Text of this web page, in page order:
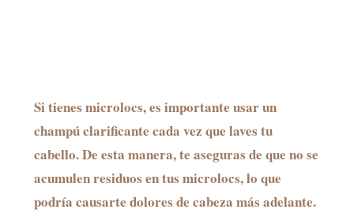
Si tienes microlocs, es importante usar un
champú clarificante cada vez que laves tu
cabello. De esta manera, te aseguras de que no se
acumulen residuos en tus microlocs, lo que
podría causarte dolores de cabeza más adelante.